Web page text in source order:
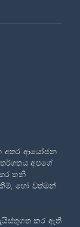
අතර ආයෝජන
අපගේ
තනි
හෝ වත්මන්
කර ඇති